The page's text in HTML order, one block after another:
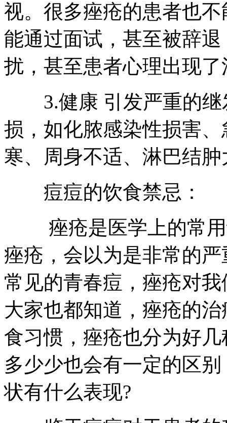
视。很多痤疮的患者也
能通过面试，甚至被辞
扰，甚至患者心理出现
3.健康 引发严重的继
损，如化脓感染性损害
寒、周身不适、淋巴结
痘痘的饮食禁忌：
痤疮是医学上的常用
痤疮，会以为是非常的
常见的青春痘，痤疮对
大家也都知道，痤疮的
食习惯，痤疮也分为好
多少少也会有一定的区
状有什么表现?